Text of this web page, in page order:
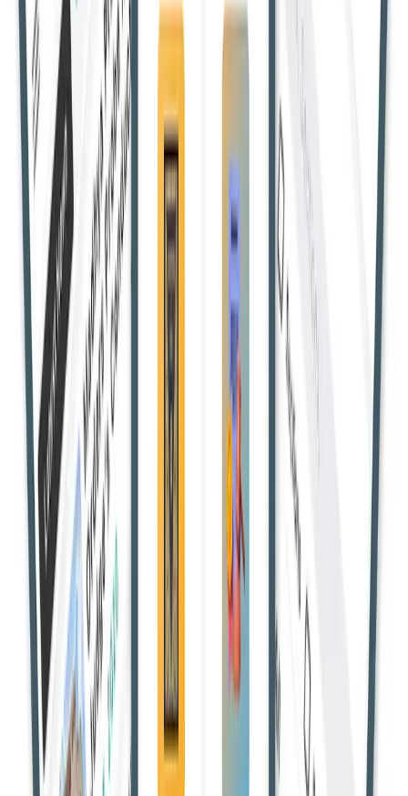
हाईकोर्ट
जम्मू-कश्मीर हाईकोर्ट का फैसला: धारा 6 के तहत घोषणा के दो साल के
भीतर पुरस्कार जारी नहीं होने पर अधिग्रहण प्रक्रिया रद्द मानी जाएगी, और
2013 अधिनियम के तहत नई प्रक्रिया शुरू करने का निर्देश।
Vivek G. 23 Apr 2025, 14:16:00 IST